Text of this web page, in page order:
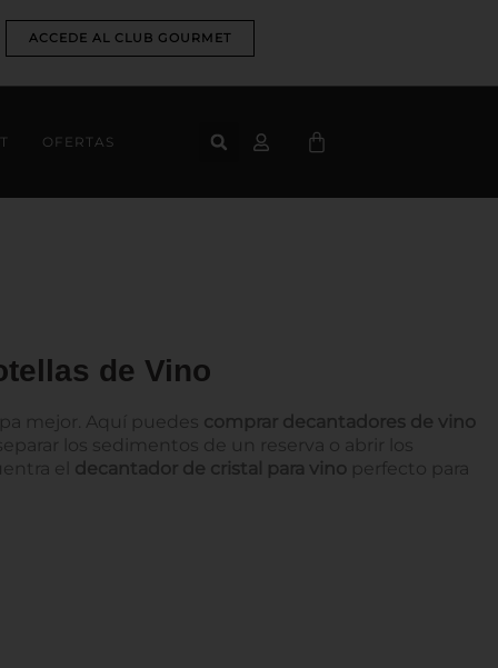
ACCEDE AL CLUB GOURMET
OFERTAS CART
de Vino
mejor. Aquí puedes comprar decantadores de vino
los sedimentos de un reserva o abrir los
el decantador de cristal para vino perfecto para